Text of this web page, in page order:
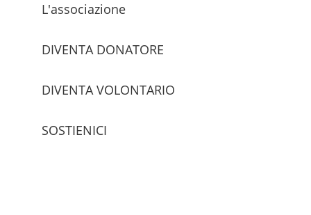
L'associazione
DIVENTA DONATORE
DIVENTA VOLONTARIO
SOSTIENICI